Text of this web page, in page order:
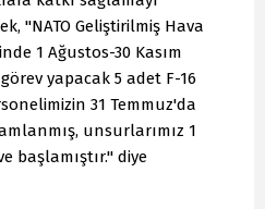
"NATO Geliştirilmiş Hava
1 Ağustos-30 Kasım
yapacak 5 adet F-16
31 Temmuz'da
unsurlarımız 1
başlamıştır." diye